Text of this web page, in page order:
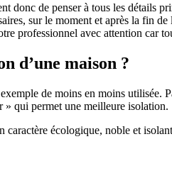
donc de penser à tous les détails
sur le moment et après la fin
professionnel avec attention car
d’une maison ?
de moins en moins
» qui permet une meilleure isolation.
écologique, noble et